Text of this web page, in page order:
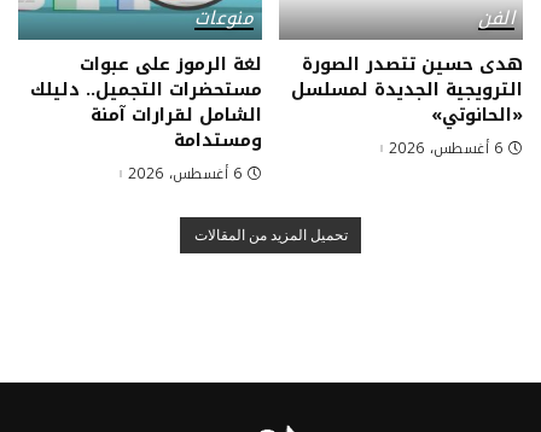
الفن
هدى حسين تتصدر الصورة
الترويجية الجديدة لمسلسل
«الحانوتي»
6 أغسطس، 2026
منوعات
لغة الرموز على عبوات
مستحضرات التجميل.. دليلك
الشامل لقرارات آمنة
ومستدامة
6 أغسطس، 2026
تحميل المزيد من المقالات